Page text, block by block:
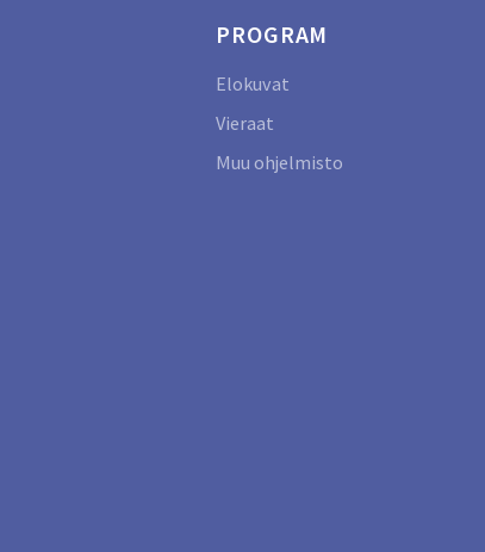
PROGRAM
Elokuvat
Vieraat
Muu ohjelmisto